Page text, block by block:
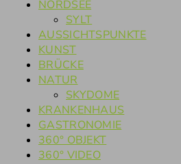
NORDSEE
SYLT
AUSSICHTSPUNKTE
KUNST
BRÜCKE
NATUR
SKYDOME
KRANKENHAUS
GASTRONOMIE
360° OBJEKT
360° VIDEO